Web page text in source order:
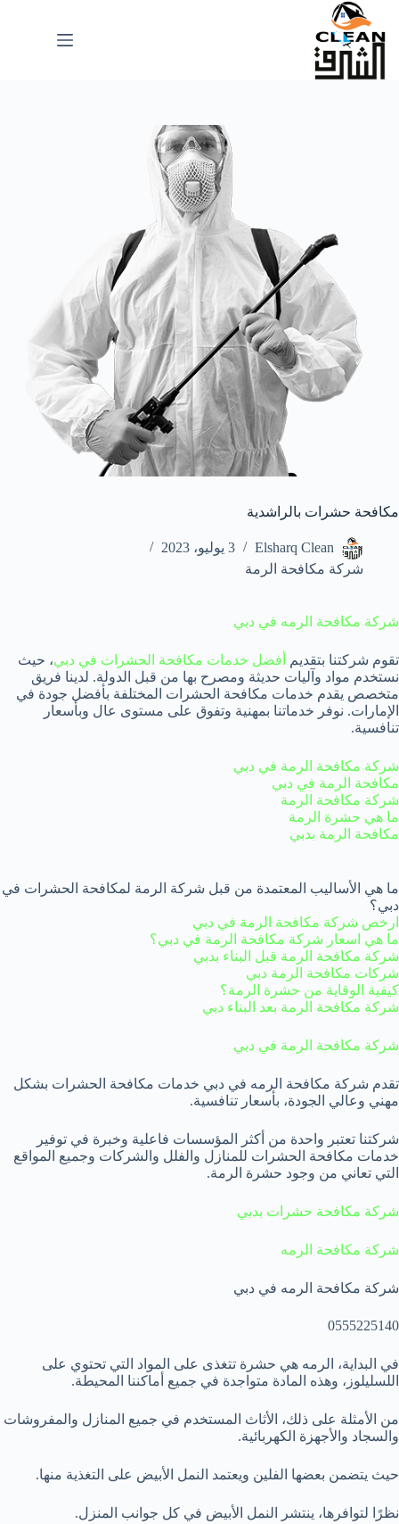
التجاوز
المحتوى
مكافحة حشرات بالراشدية
Elsharq Clean
3 يوليو، 2023
شركة مكافحة الرمة
شركة مكافحة الرمه في دبي
تقوم شركتنا بتقديم أفضل خدمات مكافحة الحشرات في دبي، حيث
نستخدم مواد وآليات حديثة ومصرح بها من قبل الدولة. لدينا فريق
متخصص يقدم خدمات مكافحة الحشرات المختلفة بأفضل جودة في
الإمارات. نوفر خدماتنا بمهنية وتفوق على مستوى عال وبأسعار
تنافسية.
شركة مكافحة الرمة في دبي
مكافحة الرمة في دبي
شركة مكافحة الرمة
ما هي حشرة الرمة
مكافحة الرمة بدبي
ما هي الأساليب المعتمدة من قبل شركة الرمة لمكافحة الحشرات في
دبي؟
ارخص شركة مكافحة الرمة في دبي
ما هي اسعار شركة مكافحة الرمة في دبي؟
شركة مكافحة الرمة قبل البناء بدبي
شركات مكافحة الرمة دبي
كيفية الوقاية من حشرة الرمة؟
شركة مكافحة الرمة بعد البناء دبي
شركة مكافحة الرمة في دبي
تقدم شركة مكافحة الرمه في دبي خدمات مكافحة الحشرات بشكل
مهني وعالي الجودة، بأسعار تنافسية.
شركتنا تعتبر واحدة من أكثر المؤسسات فاعلية وخبرة في توفير
خدمات مكافحة الحشرات للمنازل والفلل والشركات وجميع المواقع
التي تعاني من وجود حشرة الرمة.
شركة مكافحة حشرات بدبي
شركة مكافحة الرمه
شركة مكافحة الرمه في دبي
0555225140
في البداية، الرمه هي حشرة تتغذى على المواد التي تحتوي على
اللسليلوز، وهذه المادة متواجدة في جميع أماكننا المحيطة.
من الأمثلة على ذلك، الأثاث المستخدم في جميع المنازل والمفروشات
والسجاد والأجهزة الكهربائية.
حيث يتضمن بعضها الفلين ويعتمد النمل الأبيض على التغذية منها.
نظرًا لتوافرها، ينتشر النمل الأبيض في كل جوانب المنزل.